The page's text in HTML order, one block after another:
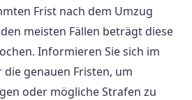
Frist nach dem Umzug
meisten Fällen beträgt diese
Informieren Sie sich im
die genauen Fristen, um
oder mögliche Strafen zu